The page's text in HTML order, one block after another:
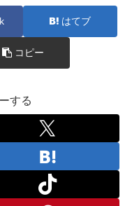
はてブ
コピー
する